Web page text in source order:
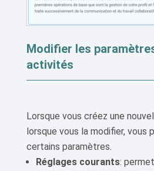
Modifier les
activités
Lorsque vous créez une
lorsque vous la modifier, vous
certains paramètres.
Réglages courants: